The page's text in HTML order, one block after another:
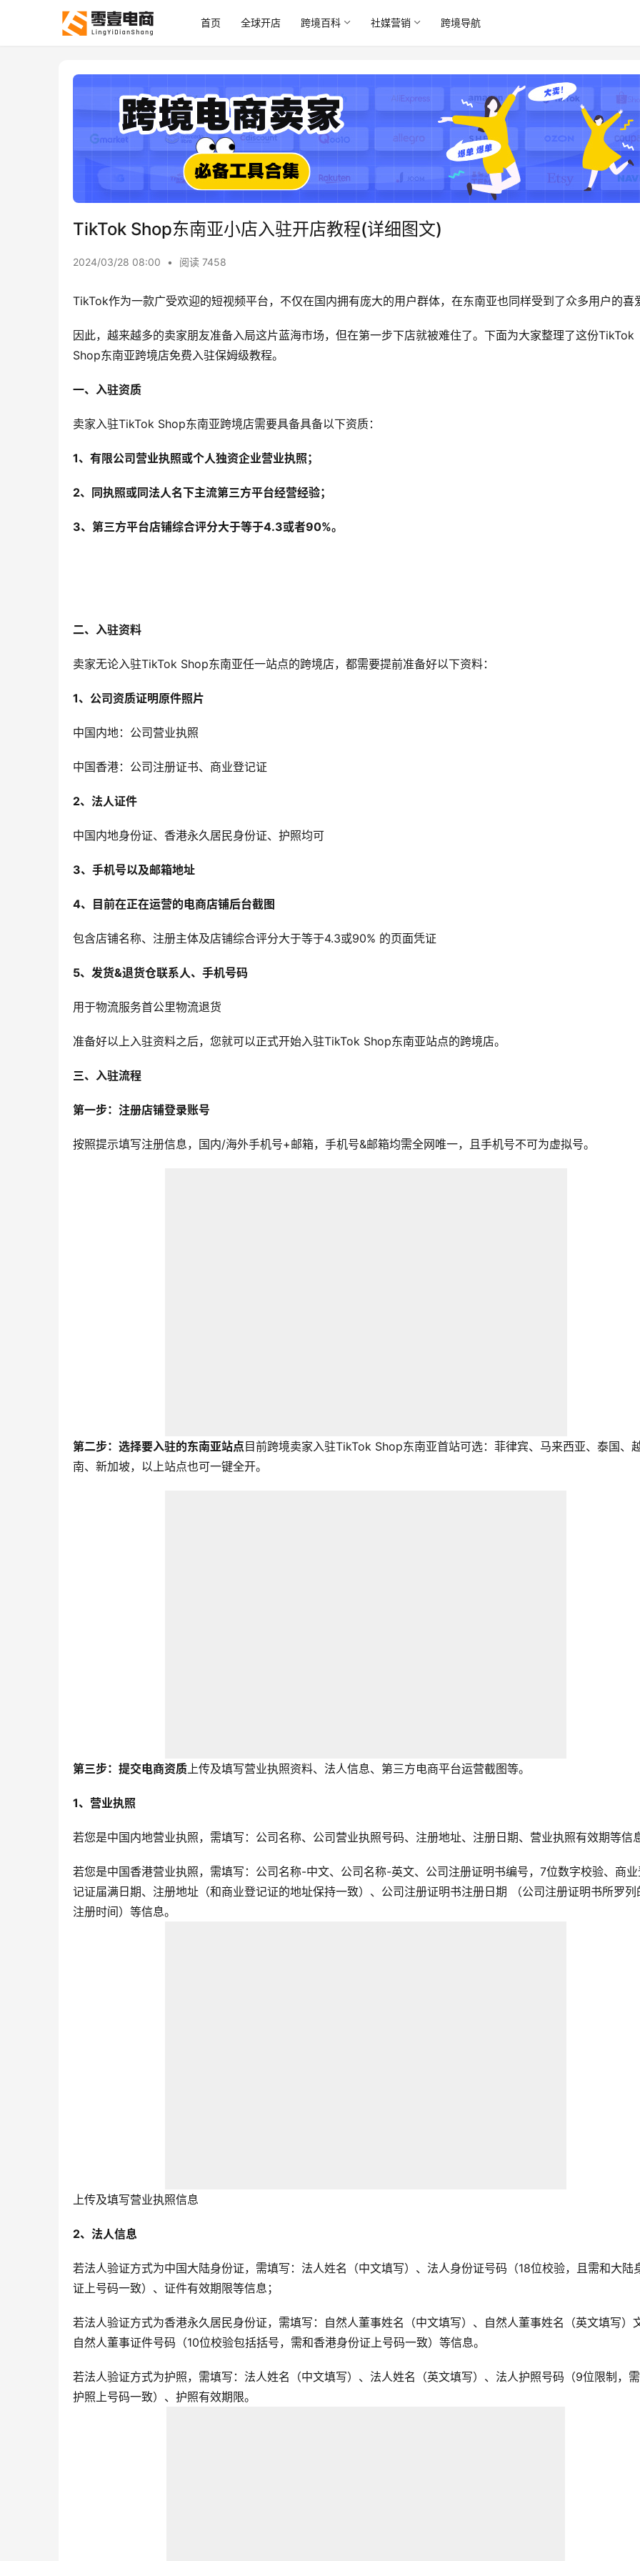
首页 全球开店 跨境百科 社媒营销 跨境导航
TikTok Shop东南亚小店入驻开店教程(详细图文)
2024/03/28 08:00 • 阅读 7458
TikTok作为一款广受欢迎的短视频平台，不仅在国内拥有庞大的用户群体，在东南亚也同样受到了众多用户的喜
因此，越来越多的卖家朋友准备入局这片蓝海市场，但在第一步下店就被难住了。下面为大家整理了这份TikTok
Shop东南亚跨境店免费入驻保姆级教程。
一、入驻资质
卖家入驻TikTok Shop东南亚跨境店需要具备具备以下资质：
1、有限公司营业执照或个人独资企业营业执照；
2、同执照或同法人名下主流第三方平台经营经验；
3、第三方平台店铺综合评分大于等于4.3或者90%。
二、入驻资料
卖家无论入驻TikTok Shop东南亚任一站点的跨境店，都需要提前准备好以下资料：
1、公司资质证明原件照片
中国内地：公司营业执照
中国香港：公司注册证书、商业登记证
2、法人证件
中国内地身份证、香港永久居民身份证、护照均可
3、手机号以及邮箱地址
4、目前在正在运营的电商店铺后台截图
包含店铺名称、注册主体及店铺综合评分大于等于4.3或90% 的页面凭证
5、发货&退货仓联系人、手机号码
用于物流服务首公里物流退货
准备好以上入驻资料之后，您就可以正式开始入驻TikTok Shop东南亚站点的跨境店。
三、入驻流程
第一步：注册店铺登录账号
按照提示填写注册信息，国内/海外手机号+邮箱，手机号&邮箱均需全网唯一，且手机号不可为虚拟号。
第二步：选择要入驻的东南亚站点 目前跨境卖家入驻TikTok Shop东南亚首站可选：菲律宾、马来西亚、泰国、
南、新加坡，以上站点也可一键全开。
第三步：提交电商资质 上传及填写营业执照资料、法人信息、第三方电商平台运营截图等。
1、营业执照
若您是中国内地营业执照，需填写：公司名称、公司营业执照号码、注册地址、注册日期、营业执照有效期等信
若您是中国香港营业执照，需填写：公司名称-中文、公司名称-英文、公司注册证明书编号，7位数字校验、商
记证届满日期、注册地址（和商业登记证的地址保持一致）、公司注册证明书注册日期 （公司注册证明书所罗列
注册时间）等信息。
上传及填写营业执照信息
2、法人信息
若法人验证方式为中国大陆身份证，需填写：法人姓名（中文填写）、法人身份证号码（18位校验，且需和大陆
证上号码一致）、证件有效期限等信息；
若法人验证方式为香港永久居民身份证，需填写：自然人董事姓名（中文填写）、自然人董事姓名（英文填写）
自然人董事证件号码（10位校验包括括号，需和香港身份证上号码一致）等信息。
若法人验证方式为护照，需填写：法人姓名（中文填写）、法人姓名（英文填写）、法人护照号码（9位限制，
护照上号码一致）、护照有效期限。